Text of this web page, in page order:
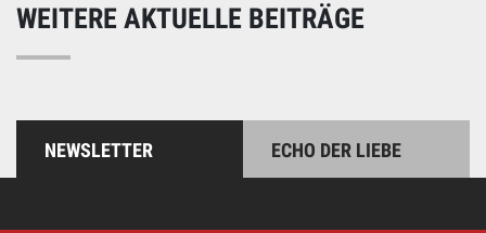
WEITERE AKTUELLE BEITRÄGE
NEWSLETTER ECHO DER LIEBE